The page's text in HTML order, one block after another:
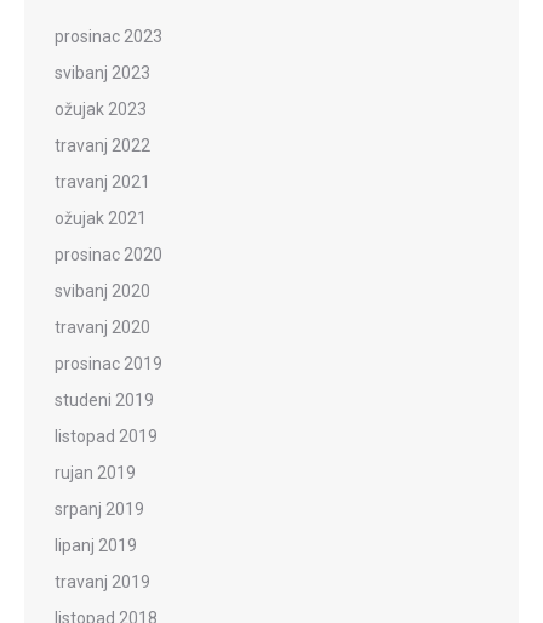
prosinac 2023
svibanj 2023
ožujak 2023
travanj 2022
travanj 2021
ožujak 2021
prosinac 2020
svibanj 2020
travanj 2020
prosinac 2019
studeni 2019
listopad 2019
rujan 2019
srpanj 2019
lipanj 2019
travanj 2019
listopad 2018